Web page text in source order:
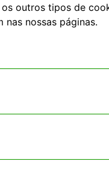
outros tipos de
nossas páginas.